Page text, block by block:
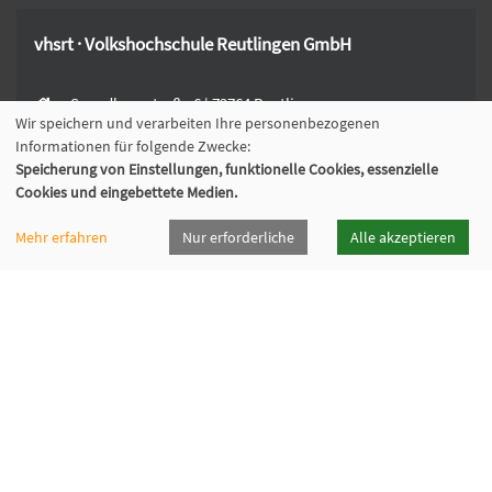
vhsrt · Volkshochschule Reutlingen GmbH
Spendhausstraße 6 | 72764 Reutlingen
+49 7121 336-0
+49 7121 336-222
info@vhsrt.de
Widerrufsformular
Wir speichern und verarbeiten Ihre personenbezogenen
Informationen für folgende Zwecke:
Speicherung von Einstellungen, funktionelle Cookies, essenzielle
Cookies und eingebettete Medien.
Mehr erfahren Nur erforderliche Alle akzeptieren